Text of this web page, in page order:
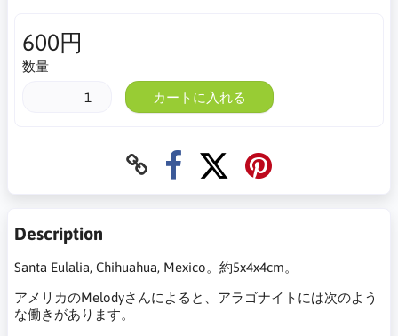
600円
数量
カートに入れる
Description
Santa Eulalia, Chihuahua, Mexico。約5x4x4cm。
アメリカのMelodyさんによると、アラゴナイトには次のよう
な働きがあります。